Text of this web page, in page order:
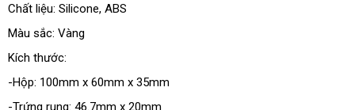
Chất liệu: Siliconegiá
, ABS
Màu sắc: Vàng
Kích thước:
-Hộp: 100mm x 60mm x 35mm
-Trứng rung: 46.7mm x 20mm